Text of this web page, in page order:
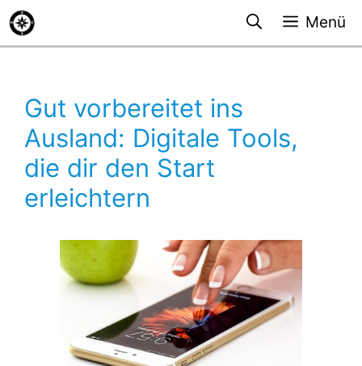
Zum
Inhalt
springen
Menü
Gut vorbereitet ins
Ausland: Digitale Tools,
die dir den Start
erleichtern